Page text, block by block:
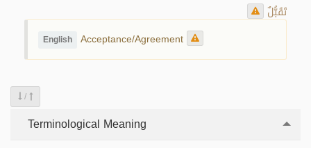
تَقَبُّلٌ
English Acceptance/Agreement
/
Terminological Meaning